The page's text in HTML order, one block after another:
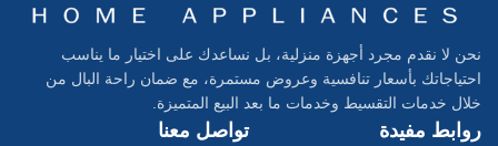
نحن لا نقدم مجرد أجهزة منزلية، بل نساعدك على اختيار ما يناسب
احتياجاتك بأسعار تنافسية وعروض مستمرة، مع ضمان راحة البال من
خلال خدمات التقسيط وخدمات ما بعد البيع المتميزة.
روابط مفيدة تواصل معنا